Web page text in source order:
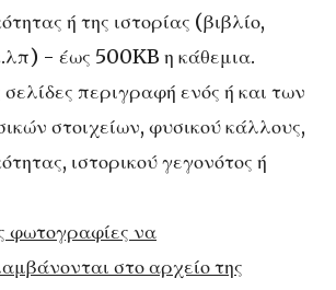
ή της ιστορίας (βιβλίο,
- έως 500KB η κάθεμια.
σελίδες περιγραφή ενός ή και των
στοιχείων, φυσικού κάλλους,
ιστορικού γεγονότος ή
φωτογραφίες να
στο αρχείο της